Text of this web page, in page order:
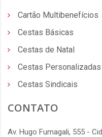
Cartão Multibenefícios
Cestas Básicas
Cestas de Natal
Cestas Personalizadas
Cestas Sindicais
CONTATO
Av. Hugo Fumagali, 555 -